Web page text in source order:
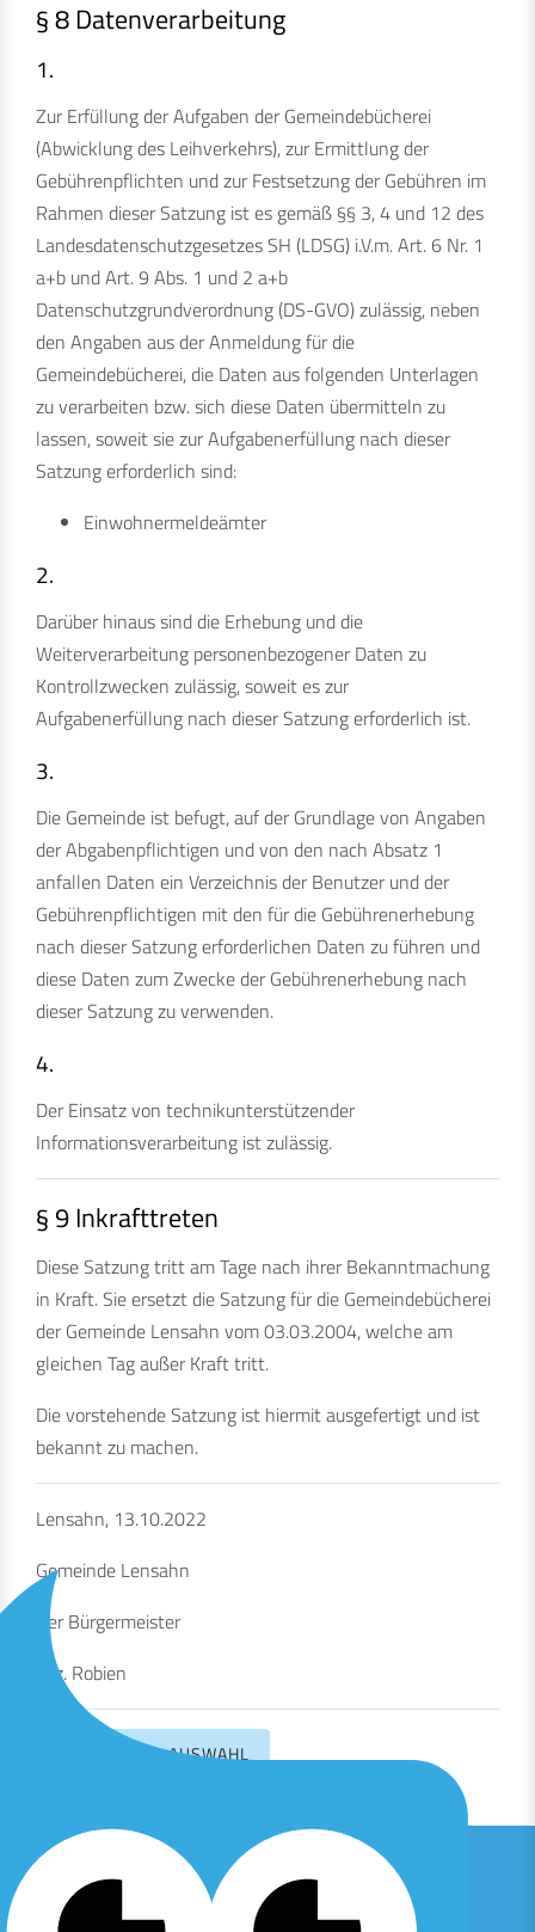
§ 8 Datenverarbeitung
1.
Zur Erfüllung der Aufgaben der Gemeindebücherei
(Abwicklung des Leihverkehrs), zur Ermittlung der
Gebührenpflichten und zur Festsetzung der Gebühren im
Rahmen dieser Satzung ist es gemäß §§ 3, 4 und 12 des
Landesdatenschutzgesetzes SH (LDSG) i.V.m. Art. 6 Nr. 1
a+b und Art. 9 Abs. 1 und 2 a+b
Datenschutzgrundverordnung (DS-GVO) zulässig, neben
den Angaben aus der Anmeldung für die
Gemeindebücherei, die Daten aus folgenden Unterlagen
zu verarbeiten bzw. sich diese Daten übermitteln zu
lassen, soweit sie zur Aufgabenerfüllung nach dieser
Satzung erforderlich sind:
Einwohnermeldeämter
2.
Darüber hinaus sind die Erhebung und die
Weiterverarbeitung personenbezogener Daten zu
Kontrollzwecken zulässig, soweit es zur
Aufgabenerfüllung nach dieser Satzung erforderlich ist.
3.
Die Gemeinde ist befugt, auf der Grundlage von Angaben
der Abgabenpflichtigen und von den nach Absatz 1
anfallen Daten ein Verzeichnis der Benutzer und der
Gebührenpflichtigen mit den für die Gebührenerhebung
nach dieser Satzung erforderlichen Daten zu führen und
diese Daten zum Zwecke der Gebührenerhebung nach
dieser Satzung zu verwenden.
4.
Der Einsatz von technikunterstützender
Informationsverarbeitung ist zulässig.
§ 9 Inkrafttreten
Diese Satzung tritt am Tage nach ihrer Bekanntmachung
in Kraft. Sie ersetzt die Satzung für die Gemeindebücherei
der Gemeinde Lensahn vom 03.03.2004, welche am
gleichen Tag außer Kraft tritt.
Die vorstehende Satzung ist hiermit ausgefertigt und ist
bekannt zu machen.
Lensahn, 13.10.2022
Gemeinde Lensahn
Der Bürgermeister
gez. Robien
ZURÜCK ZUR AUSWAHL
© 2026 Amt Lensahn
Startseite